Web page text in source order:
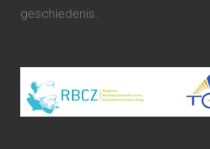
geschiedenis.